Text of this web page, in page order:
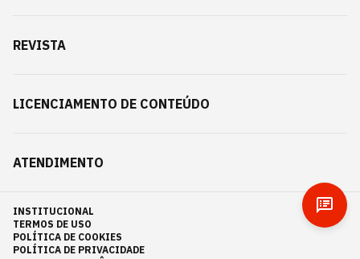
REVISTA
LICENCIAMENTO DE CONTEÚDO
ATENDIMENTO
INSTITUCIONAL
TERMOS DE USO
POLÍTICA DE COOKIES
POLÍTICA DE PRIVACIDADE